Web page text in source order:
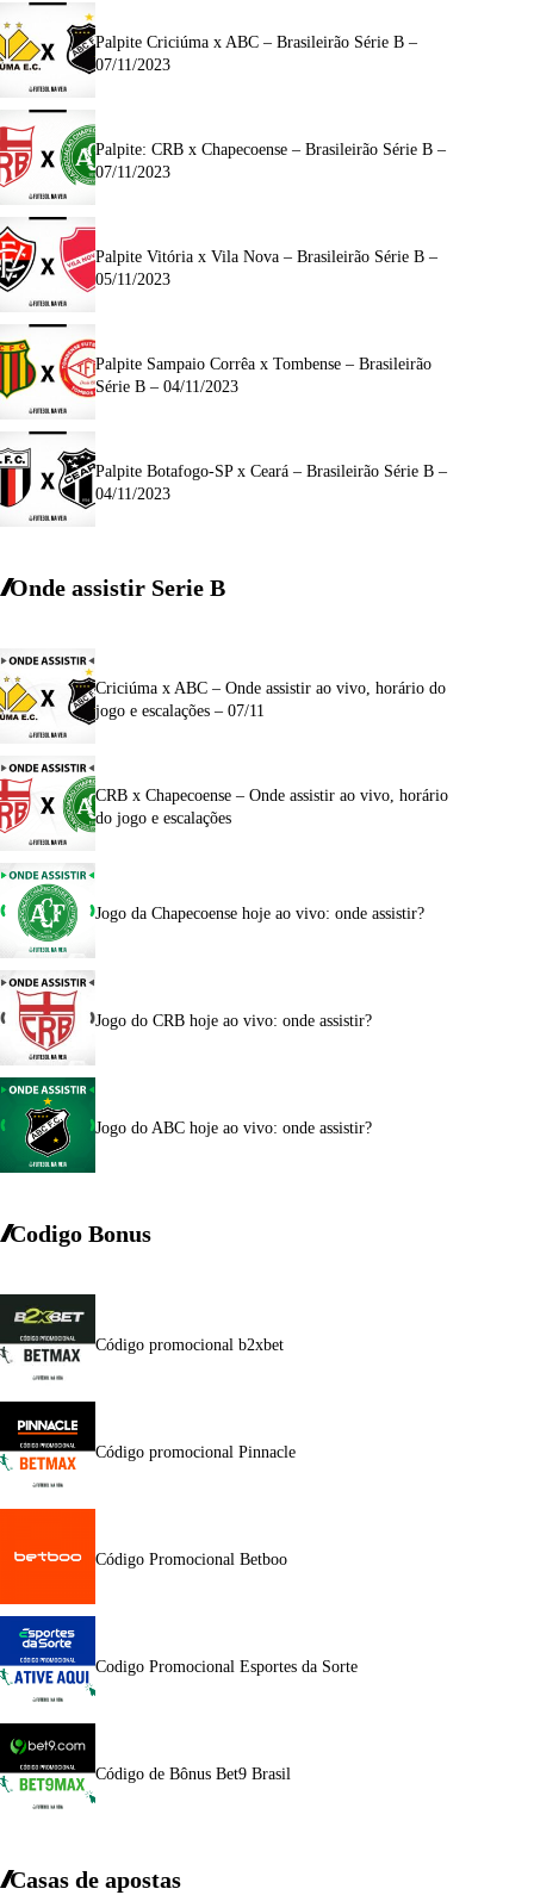
Palpite Criciúma x ABC – Brasileirão Série B –
07/11/2023
Palpite: CRB x Chapecoense – Brasileirão Série B –
07/11/2023
Palpite Vitória x Vila Nova – Brasileirão Série B –
05/11/2023
Palpite Sampaio Corrêa x Tombense – Brasileirão
Série B – 04/11/2023
Palpite Botafogo-SP x Ceará – Brasileirão Série B –
04/11/2023
Onde assistir Serie B
Criciúma x ABC – Onde assistir ao vivo, horário do
jogo e escalações – 07/11
CRB x Chapecoense – Onde assistir ao vivo, horário
do jogo e escalações
Jogo da Chapecoense hoje ao vivo: onde assistir?
Jogo do CRB hoje ao vivo: onde assistir?
Jogo do ABC hoje ao vivo: onde assistir?
Codigo Bonus
Código promocional b2xbet
Código promocional Pinnacle
Código Promocional Betboo
Codigo Promocional Esportes da Sorte
Código de Bônus Bet9 Brasil
Casas de apostas